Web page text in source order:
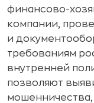
финансово-
компании,
и
требованиям
внутренней
позволяют